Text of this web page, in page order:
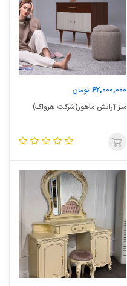
62,000,000 تومان
میز آرایش ماهور(شرکت هرواک)